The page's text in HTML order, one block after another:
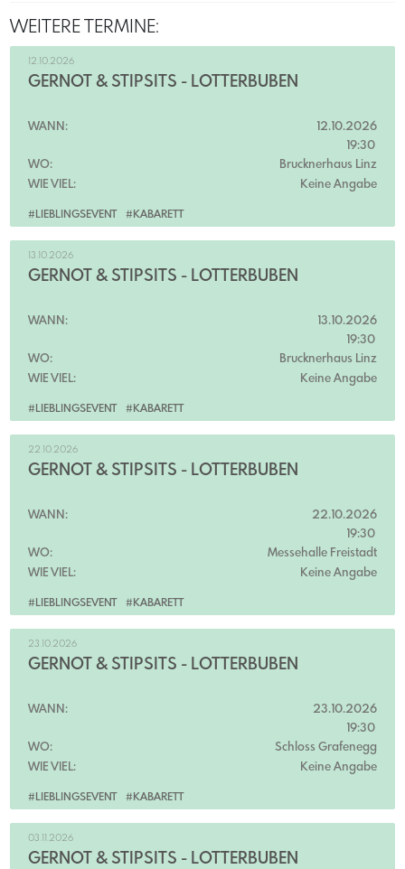
WEITERE TERMINE:
#LIEBLINGSEVENT #KABARETT
12.10.2026
GERNOT & STIPSITS - LOTTERBUBEN
WANN:
12.10.2026
19:30
WO:
Brucknerhaus Linz
WIE VIEL:
Keine Angabe
#LIEBLINGSEVENT #KABARETT
13.10.2026
GERNOT & STIPSITS - LOTTERBUBEN
WANN:
13.10.2026
19:30
WO:
Brucknerhaus Linz
WIE VIEL:
Keine Angabe
#LIEBLINGSEVENT #KABARETT
22.10.2026
GERNOT & STIPSITS - LOTTERBUBEN
WANN:
22.10.2026
19:30
WO:
Messehalle Freistadt
WIE VIEL:
Keine Angabe
#LIEBLINGSEVENT #KABARETT
23.10.2026
GERNOT & STIPSITS - LOTTERBUBEN
WANN:
23.10.2026
19:30
WO:
Schloss Grafenegg
WIE VIEL:
Keine Angabe
03.11.2026
GERNOT & STIPSITS - LOTTERBUBEN